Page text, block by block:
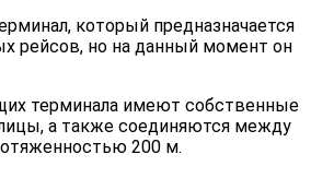
который предназначается
рейсов, но на данный момент он
терминала имеют собственные
а также соединяются между
200 м.